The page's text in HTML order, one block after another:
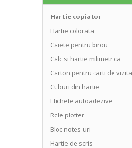
Hartie copiator
Hartie colorata
Caiete pentru birou
Calc si hartie milimetrica
Carton pentru carti de vizita
Cuburi din hartie
Etichete autoadezive
Role plotter
Bloc notes-uri
Hartie de scris